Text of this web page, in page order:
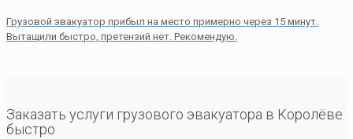
Грузовой эвакуатор прибыл на место примерно через 15 минут.
Вытащили быстро, претензий нет. Рекомендую.
Заказать услуги грузового эвакуатора в Королёве
быстро